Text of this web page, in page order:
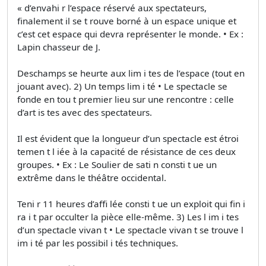
« d’envahi r l’espace réservé aux spectateurs,
finalement il se t rouve borné à un espace unique et
c’est cet espace qui devra représenter le monde. • Ex :
Lapin chasseur de J.
Deschamps se heurte aux lim i tes de l’espace (tout en
jouant avec). 2) Un temps lim i té • Le spectacle se
fonde en tou t premier lieu sur une rencontre : celle
d’art is tes avec des spectateurs.
Il est évident que la longueur d’un spectacle est étroi
temen t l iée à la capacité de résistance de ces deux
groupes. • Ex : Le Soulier de sati n consti t ue un
extrême dans le théâtre occidental.
Teni r 11 heures d’affi lée consti t ue un exploit qui fin i
ra i t par occulter la pièce elle-même. 3) Les l im i tes
d’un spectacle vivan t • Le spectacle vivan t se trouve l
im i té par les possibil i tés techniques.